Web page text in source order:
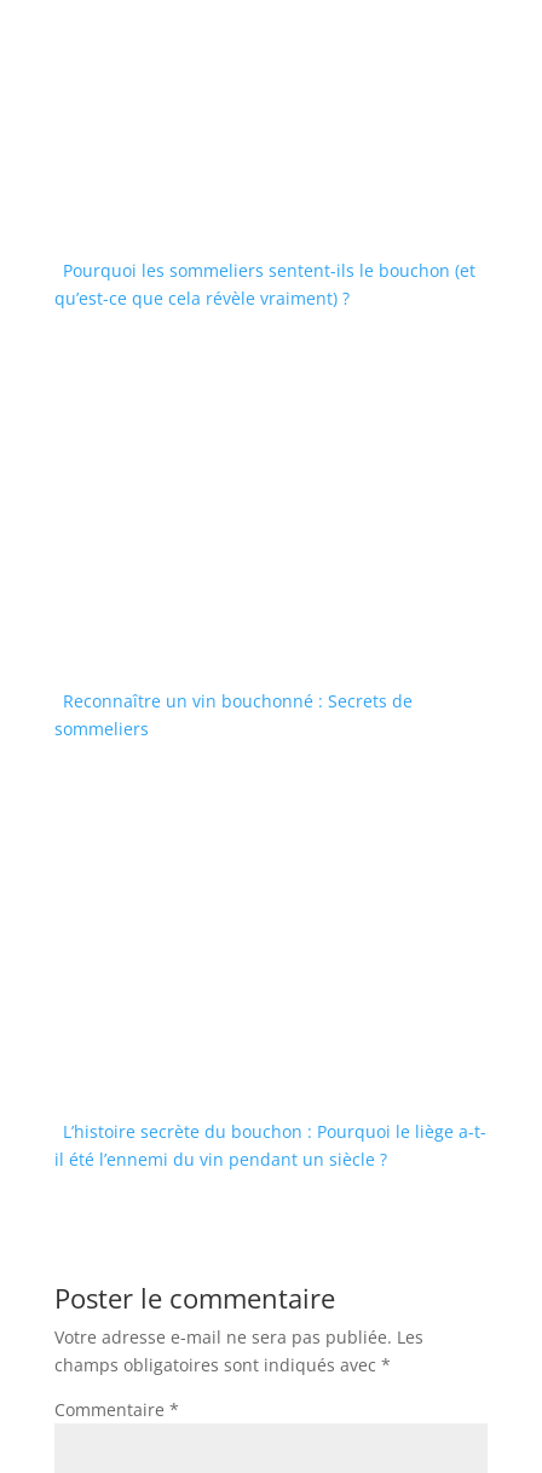
Pourquoi les sommeliers sentent-ils le bouchon (et
qu’est-ce que cela révèle vraiment) ?
Reconnaître un vin bouchonné : Secrets de
sommeliers
L’histoire secrète du bouchon : Pourquoi le liège a-t-
il été l’ennemi du vin pendant un siècle ?
Poster le commentaire
Votre adresse e-mail ne sera pas publiée. Les
champs obligatoires sont indiqués avec *
Commentaire *